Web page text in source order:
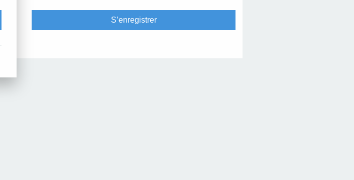
S’enregistrer